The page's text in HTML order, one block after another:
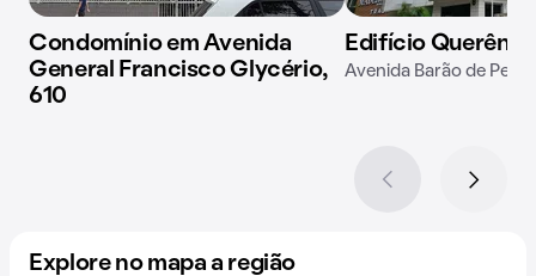
Condomínio em Avenida
General Francisco Glycério,
610
Edifício
Avenida Barão de
Explore no mapa a região